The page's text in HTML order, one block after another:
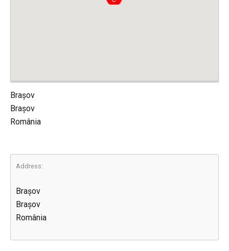
Brașov
Brașov
România
Address:
Brașov
Brașov
România